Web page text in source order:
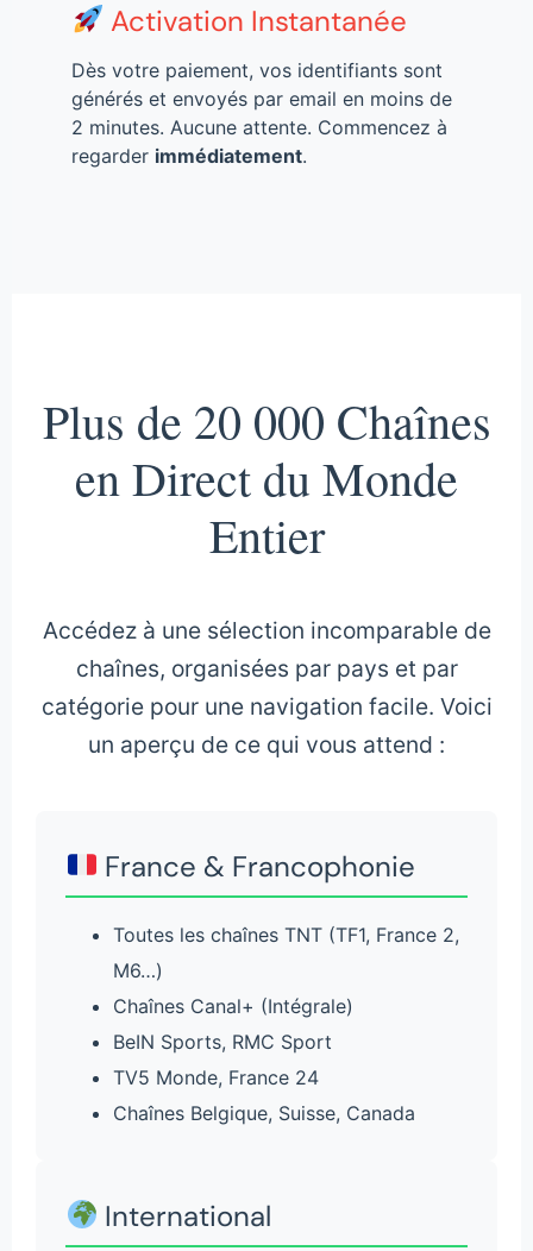
Activation Instantanée
Dès votre paiement, vos identifiants sont
générés et envoyés par email en moins de
2 minutes. Aucune attente. Commencez à
regarder immédiatement.
Plus de 20 000 Chaînes
en Direct du Monde
Entier
Accédez à une sélection incomparable de
chaînes, organisées par pays et par
catégorie pour une navigation facile. Voici
un aperçu de ce qui vous attend :
France & Francophonie
Toutes les chaînes TNT (TF1, France 2,
M6…)
Chaînes Canal+ (Intégrale)
BeIN Sports, RMC Sport
TV5 Monde, France 24
Chaînes Belgique, Suisse, Canada
International